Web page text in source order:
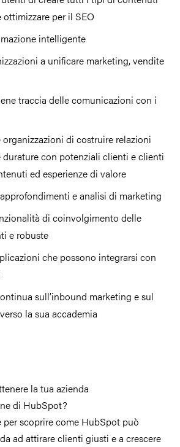
per il SEO
intelligente
a unificare marketing, vendite
traccia delle comunicazioni con i
di costruire relazioni
con potenziali clienti e clienti
ed esperienze di valore
e analisi di marketing
di coinvolgimento delle
e robuste
che possono integrarsi con
sull’inbound marketing e sul
la sua accademia
la tua azienda
di HubSpot?
scoprire come HubSpot può
ad attirare clienti giusti e a crescere